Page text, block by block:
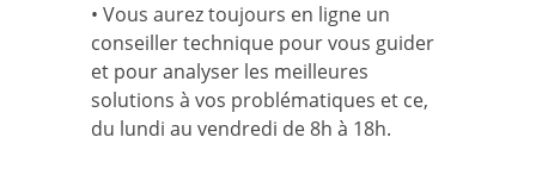
• Vous aurez toujours en ligne un
conseiller technique pour vous guider
et pour analyser les meilleures
solutions à vos problématiques et ce,
du lundi au vendredi de 8h à 18h.